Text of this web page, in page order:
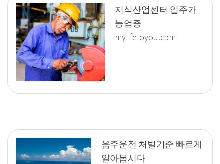
지식산업센터 입주가
능업종
mylifetoyou.com
음주운전 처벌기준 빠르게
알아봅시다